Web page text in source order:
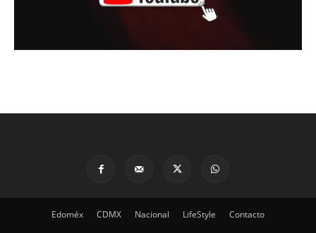
Edoméx CDMX Nacional LifeStyle Contacto